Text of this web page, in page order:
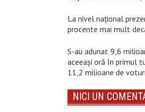
La nivel național
procente mai mult
S-au adunat 9,6
aceeași oră în primul
11,2 milioane de
NICI UN